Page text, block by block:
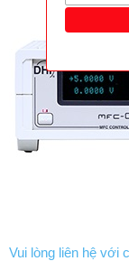
Vui lòng liên hệ với